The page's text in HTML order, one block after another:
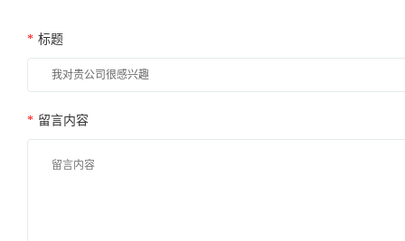
* 标题
* 留言内容